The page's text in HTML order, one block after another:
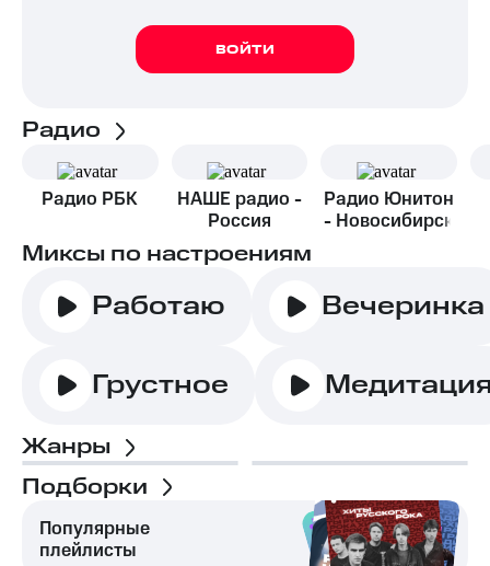
ВОЙТИ
Радио
Радио РБК
НАШЕ радио -
Россия
Радио Юнитон
- Новосибирск
Миксы по настроениям
Работаю Вечеринка
Грустное
Жанры
Подборки
Популярные
плейлисты